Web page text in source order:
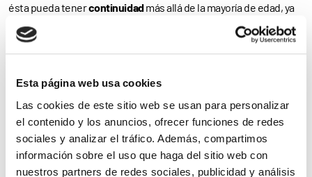
Esta página web usa cookies
Las cookies de este sitio web se usan para personalizar
el contenido y los anuncios, ofrecer funciones de redes
sociales y analizar el tráfico. Además, compartimos
información sobre el uso que haga del sitio web con
nuestros partners de redes sociales, publicidad y análisis
ésta pueda tenercontinuidadmás allá de la mayoría de edad, ya
que es precisamente entonces cuando puede ser más necesario
elsubsidiopara lospadres, los cuales han de hacer frente a los
No en vano, la prestación viene a cubrir lapérdida de ingresos
que sufren los progenitores al tener que reducir su jornada
laboral para prestar los cuidados directos, continuos y
permanentesque requieren la enfermedad grave de sus hijos.